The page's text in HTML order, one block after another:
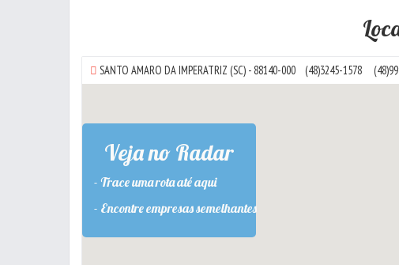
SANTO AMARO DA IMPERATRIZ (SC) - 88140-000 (48)3245-1578
Veja no Radar
- Trace uma rota até aqui
- Encontre empresas semelhantes